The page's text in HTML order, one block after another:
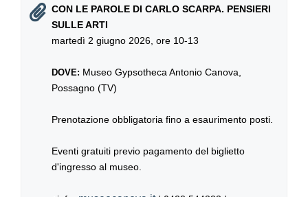
CON LE PAROLE DI CARLO SCARPA. PENSIERI
SULLE ARTI
martedì 2 giugno 2026, ore 10-13
DOVE: Museo Gypsotheca Antonio Canova,
Possagno (TV)
Prenotazione obbligatoria fino a esaurimento posti.
Eventi gratuiti previo pagamento del biglietto
d'ingresso al museo.